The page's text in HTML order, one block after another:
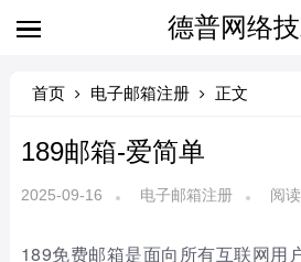
德普网络
首页 电子邮箱注册 正文
189邮箱-爱简单
2025-09-16 电子邮箱注册 阅
189免费邮箱是面向所有互联网用